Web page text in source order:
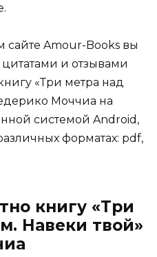
сайте Amour-Books вы
и отзывами
«Три метра над
Моччиа на
системой Android,
форматах: pdf,
книгу «Три
Навеки твой»